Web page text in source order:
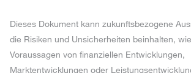
Dieses Dokument kann zukunftsbezogene
die Risiken und Unsicherheiten beinhalten,
Voraussagen von finanziellen Entwicklungen,
Marktentwicklungen oder